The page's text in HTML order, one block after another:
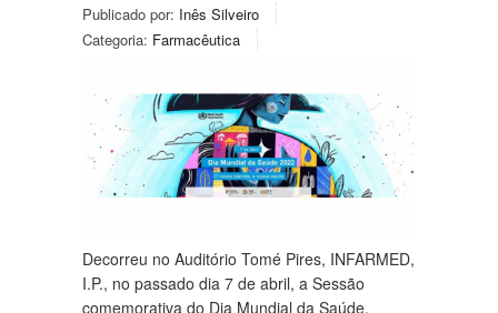
Publicado por: Inês Silveiro
Categoria: Farmacêutica
Decorreu no Auditório Tomé Pires, INFARMED,
I.P., no passado dia 7 de abril, a Sessão
comemorativa do Dia Mundial da Saúde,